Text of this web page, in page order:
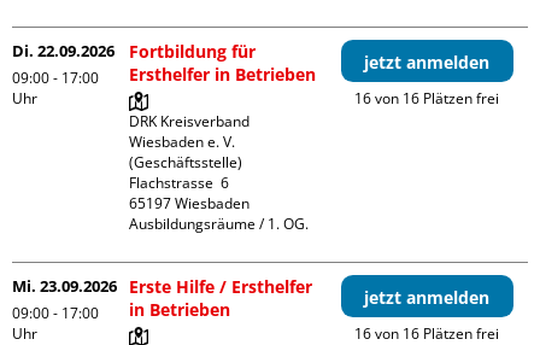
Di. 22.09.2026
09:00 - 17:00
Uhr
Fortbildung für
Ersthelfer in Betrieben
DRK Kreisverband
Wiesbaden e. V.
(Geschäftsstelle)
Flachstrasse  6
65197 Wiesbaden
Ausbildungsräume / 1. OG.
jetzt anmelden
16 von 16 Plätzen frei
Mi. 23.09.2026
09:00 - 17:00
Uhr
Erste Hilfe / Ersthelfer
in Betrieben
jetzt anmelden
16 von 16 Plätzen frei